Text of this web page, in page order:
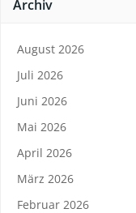
Archiv
August 2026
Juli 2026
Juni 2026
Mai 2026
April 2026
März 2026
Februar 2026